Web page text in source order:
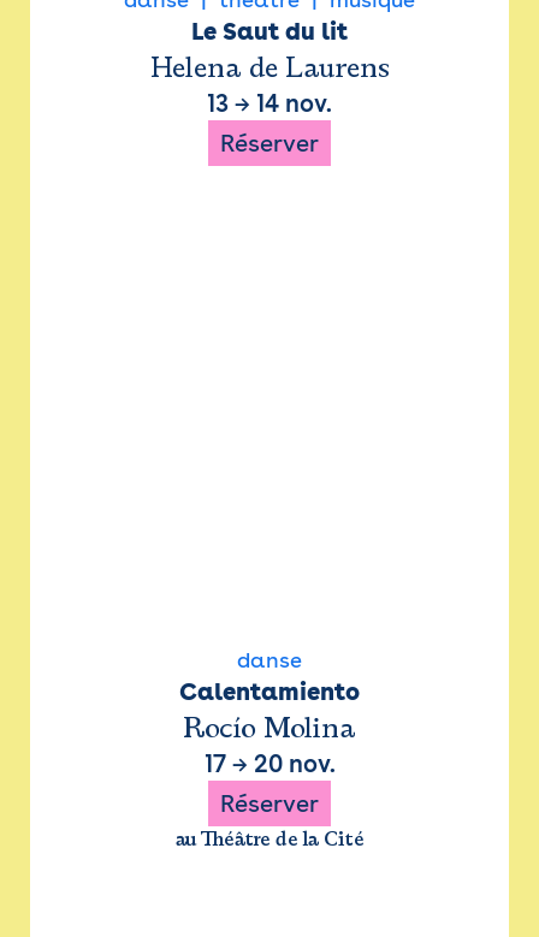
Le Saut du lit
Helena de Laurens
13 → 14 nov.
Réserver
danse
Calentamiento
Rocío Molina
17→ 20 nov.
Réserver
au Théâtre de la Cité